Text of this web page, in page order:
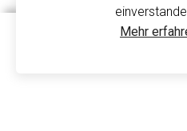
Für IhreLangarm-
Mehr